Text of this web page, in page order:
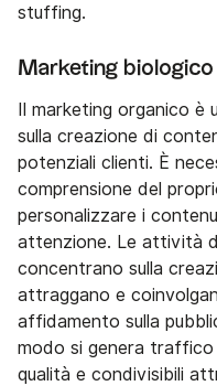
stuffing.
Marketing biologico
Il marketing organico è
sulla creazione di
potenziali clienti. È
comprensione del
personalizzare i
attenzione. Le attività
concentrano sulla
attraggano e
affidamento sulla
modo si genera
qualità e condivisibili